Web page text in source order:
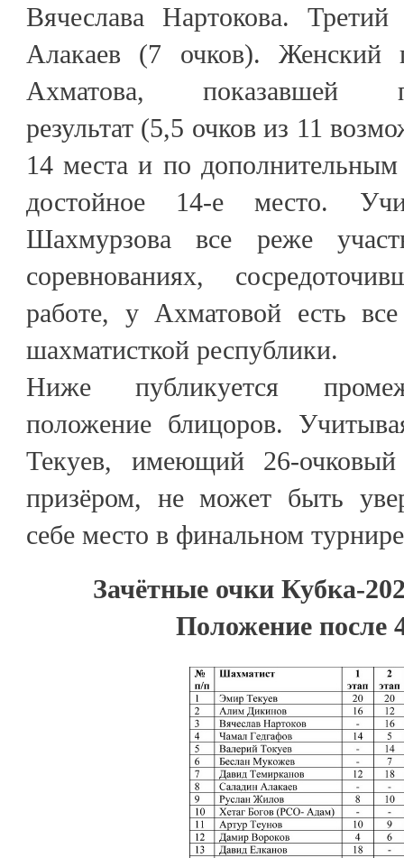
Вячеслава Нартокова.
Алакаев (7 очков). Женский
Ахматова, показавшей
результат (5,5 очков из 11
14 места и по дополнительным
достойное 14-е место.
Шахмурзова все реже
соревнованиях,
работе, у Ахматовой есть
шахматисткой республики.
Ниже публикуется
положение блицоров.
Текуев, имеющий 26-
призёром, не может быть
себе место в финальном
Зачётные очки Кубка-
Положение после